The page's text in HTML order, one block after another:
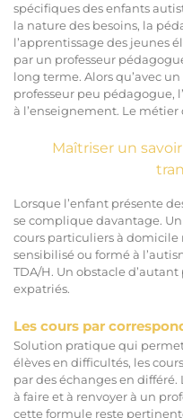
spécifiques des enfants
la nature des besoins, la
l’apprentissage des jeunes
par un professeur
long terme. Alors qu’avec
professeur peu pédagogue,
à l’enseignement. Le métier
Maîtriser un
Lorsque l’enfant présente
se complique davantage.
cours particuliers à domicile
sensibilisé ou formé à
TDA/H. Un obstacle
expatriés.
Les cours par
Solution pratique qui
élèves en difficultés, les
par des échanges en différé.
à faire et à renvoyer à un
cette formule reste